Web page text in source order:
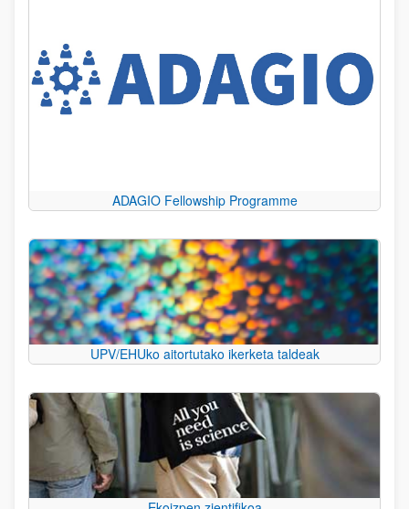
ADAGIO Fellowship Programme
UPV/EHUko aitortutako ikerketa taldeak